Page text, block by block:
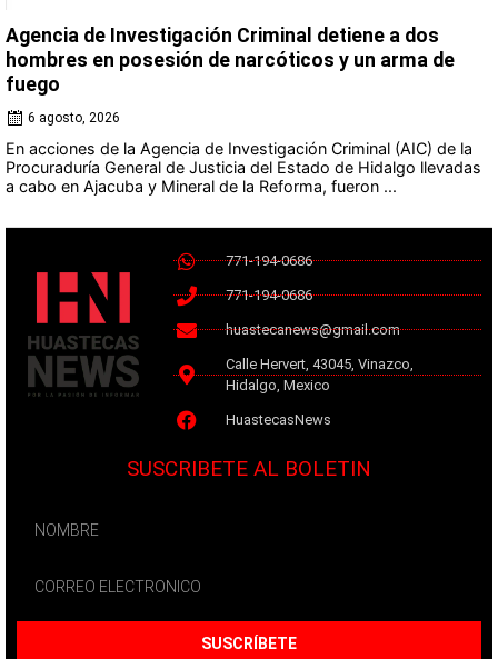
Agencia de Investigación Criminal detiene a dos
hombres en posesión de narcóticos y un arma de
fuego
6 agosto, 2026
En acciones de la Agencia de Investigación Criminal (AIC) de la
Procuraduría General de Justicia del Estado de Hidalgo llevadas
a cabo en Ajacuba y Mineral de la Reforma, fueron ...
771-194-0686
771-194-0686
huastecanews@gmail.com
Calle Hervert, 43045, Vinazco,
Hidalgo, Mexico
HuastecasNews
SUSCRIBETE AL BOLETIN
SUSCRÍBETE